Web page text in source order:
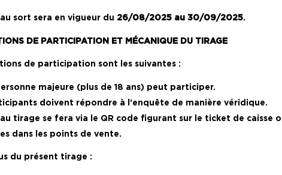
sort sera en vigueur du 26/08/2025 au 30/09/2025.
DE PARTICIPATION ET MÉCANIQUE DU TIRAGE
de participation sont les suivantes :
majeure (plus de 18 ans) peut participer.
doivent répondre à l’enquête de manière véridique.
au tirage se fera via le QR code figurant sur le ticket de caisse
dans les points de vente.
du présent tirage :